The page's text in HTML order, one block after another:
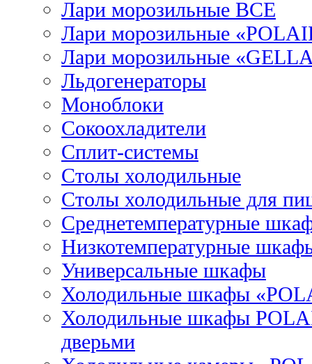
Лари морозильные ВСЕ
Лари морозильные
Лари морозильные
Льдогенераторы
Моноблоки
Сокоохладители
Сплит-системы
Столы холодильные
Столы холодильные для
Среднетемпературные
Низкотемпературные
Универсальные шкафы
Холодильные шкафы
Холодильные шкафы
дверьми